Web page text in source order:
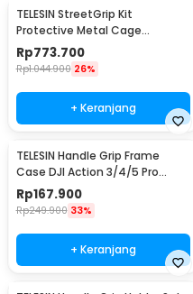
TELESIN StreetGrip Kit
Protective Metal Cage
Insta360 Ace Pro / Pro 2 - S6-
FMS-31-TIS
Rp773.700
Rp1.044.900 26%
+ Keranjang
TELESIN Handle Grip Frame
Case DJI Action 3/4/5 Pro
Pelindung Kamera - S6-FMS-
23-TDJ
Rp167.900
Rp249.900 33%
+ Keranjang